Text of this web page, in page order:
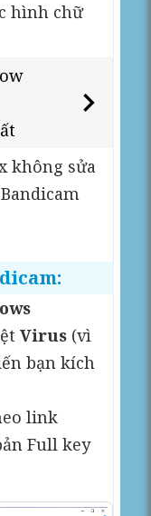
hình chữ
không sửa
Virus (vì
bạn kích
link
Full key